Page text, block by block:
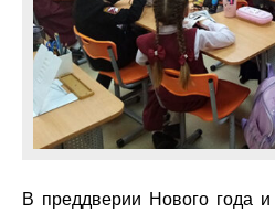
В преддверии Нового года и